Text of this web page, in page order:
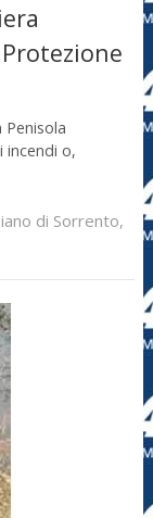
Penisola
incendi o,
di Sorrento,